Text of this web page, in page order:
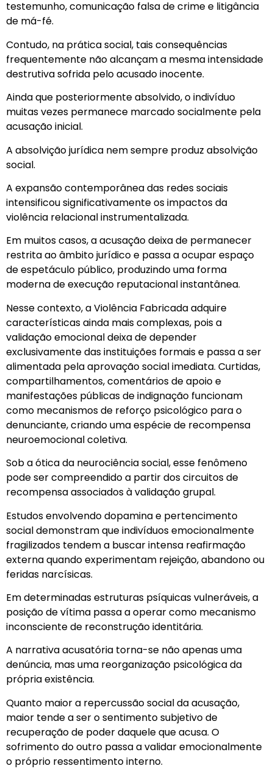
testemunho, comunicação falsa de crime e litigância
de má-fé.
Contudo, na prática social, tais consequências
frequentemente não alcançam a mesma intensidade
destrutiva sofrida pelo acusado inocente.
Ainda que posteriormente absolvido, o indivíduo
muitas vezes permanece marcado socialmente pela
acusação inicial.
A absolvição jurídica nem sempre produz absolvição
social.
A expansão contemporânea das redes sociais
intensificou significativamente os impactos da
violência relacional instrumentalizada.
Em muitos casos, a acusação deixa de permanecer
restrita ao âmbito jurídico e passa a ocupar espaço
de espetáculo público, produzindo uma forma
moderna de execução reputacional instantânea.
Nesse contexto, a Violência Fabricada adquire
características ainda mais complexas, pois a
validação emocional deixa de depender
exclusivamente das instituições formais e passa a ser
alimentada pela aprovação social imediata. Curtidas,
compartilhamentos, comentários de apoio e
manifestações públicas de indignação funcionam
como mecanismos de reforço psicológico para o
denunciante, criando uma espécie de recompensa
neuroemocional coletiva.
Sob a ótica da neurociência social, esse fenômeno
pode ser compreendido a partir dos circuitos de
recompensa associados à validação grupal.
Estudos envolvendo dopamina e pertencimento
social demonstram que indivíduos emocionalmente
fragilizados tendem a buscar intensa reafirmação
externa quando experimentam rejeição, abandono ou
feridas narcísicas.
Em determinadas estruturas psíquicas vulneráveis, a
posição de vítima passa a operar como mecanismo
inconsciente de reconstrução identitária.
A narrativa acusatória torna-se não apenas uma
denúncia, mas uma reorganização psicológica da
própria existência.
Quanto maior a repercussão social da acusação,
maior tende a ser o sentimento subjetivo de
recuperação de poder daquele que acusa. O
sofrimento do outro passa a validar emocionalmente
o próprio ressentimento interno.